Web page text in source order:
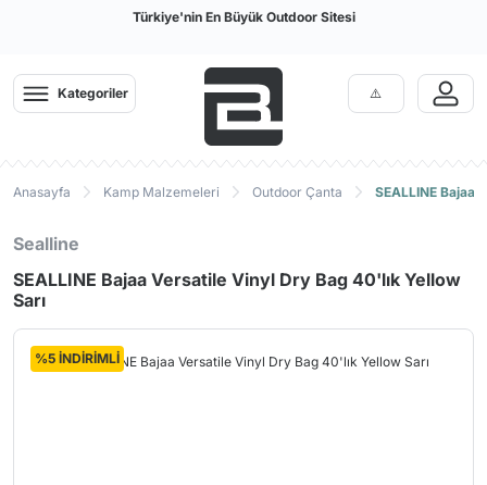
Türkiye'nin En Büyük Outdoor Sitesi
Kategoriler
Anasayfa Kamp Malzemeleri Outdoor Çanta SEALLINE Bajaa
Sealline
SEALLINE Bajaa Versatile Vinyl Dry Bag 40'lık Yellow
Sarı
%5 İNDİRİMLİ